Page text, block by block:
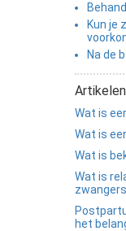
Kun je
Na de
Wat is
Wat is
Wat is
Wat is
het
Hierdoor
website-
relevante
op het
van deze